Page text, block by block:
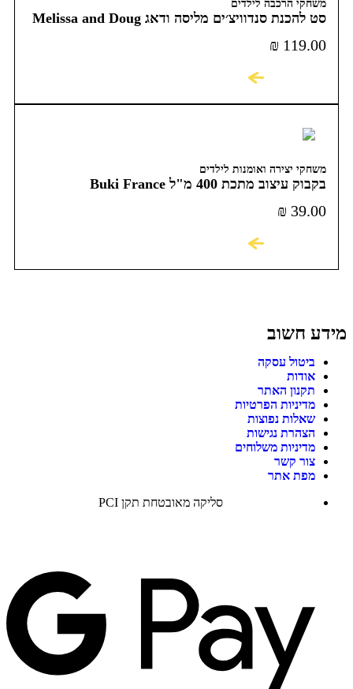
משחקי הרכבה לילדים
סט להכנת סנדוויצ׳ים מליסה ודאג Melissa and Doug
₪ 119.00
משחקי יצירה ואומנות לילדים
בקבוק עיצוב מתכת 400 מ"ל Buki France
₪ 39.00
מידע חשוב
ביטול עסקה
אודות
תקנון האתר
מדיניות הפרטיות
שאלות נפוצות
הצהרת נגישות
מדיניות משלוחים
צור קשר
מפת אתר
סליקה מאובטחת תקן PCI